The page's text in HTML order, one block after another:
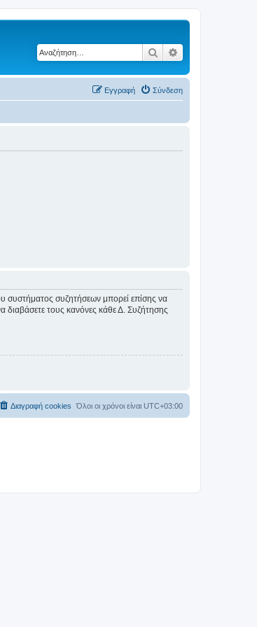
Αναζήτηση
Σύνδεση
Εγγραφή
συστήματος συζητήσεων μπορεί επίσης να
διαβάσετε τους κανόνες κάθε Δ. Συζήτησης
Όλοι οι χρόνοι είναι UTC+03:00
Διαγραφή cookies